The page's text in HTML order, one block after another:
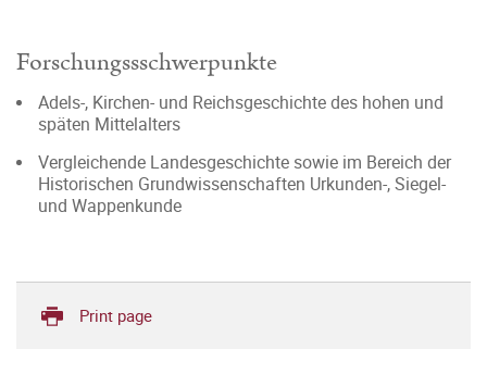
Forschungssschwerpunkte
Adels-, Kirchen- und Reichsgeschichte des hohen und
späten Mittelalters
Vergleichende Landesgeschichte sowie im Bereich der
Historischen Grundwissenschaften Urkunden-, Siegel-
und Wappenkunde
Print page